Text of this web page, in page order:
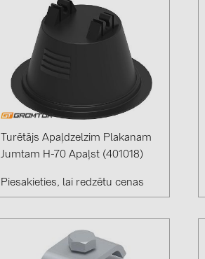
Turētājs Apaļdzelzim Plakanam
Jumtam H-70 Apaļst (401018)
Piesakieties, lai redzētu cenas